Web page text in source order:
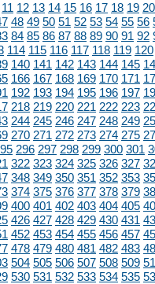
11 12 13 14 15 16 17 18 19 20
48 49 50 51 52 53 54 55 56
84 85 86 87 88 89 90 91 92
114 115 116 117 118 119 120
140 141 142 143 144 145
166 167 168 169 170 171
192 193 194 195 196 197
218 219 220 221 222 223
244 245 246 247 248 249
270 271 272 273 274 275
296 297 298 299 300 301
322 323 324 325 326 327
348 349 350 351 352 353
374 375 376 377 378 379
400 401 402 403 404 405
426 427 428 429 430 431
452 453 454 455 456 457
478 479 480 481 482 483
504 505 506 507 508 509
530 531 532 533 534 535